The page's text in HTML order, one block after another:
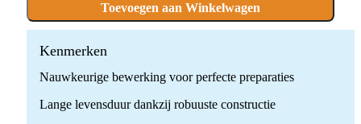
Boren
quantity
Toevoegen aan Winkelwagen
Kenmerken
Nauwkeurige bewerking voor perfecte preparaties
Lange levensduur dankzij robuuste constructie